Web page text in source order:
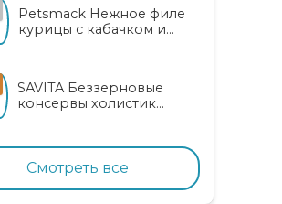
Petsmack Нежное филе
курицы с кабачком и
SAVITA Беззерновые
консервы холистик
Смотреть все